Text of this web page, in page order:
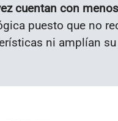
cuentan con
puesto que no
ni amplían